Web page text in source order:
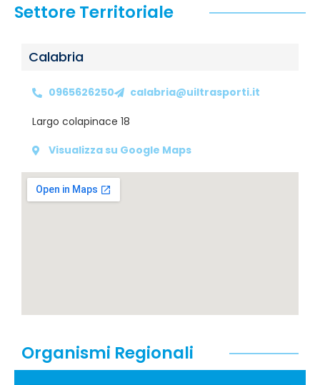
Settore Territoriale
Calabria
0965626250 calabria@uiltrasporti.it
Largo colapinace 18
Visualizza su Google Maps
Organismi Regionali